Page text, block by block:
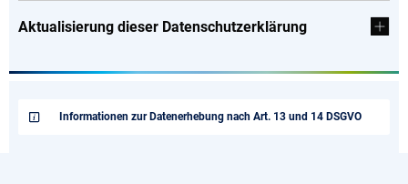
Aktualisierung dieser Datenschutzerklärung
Informationen zur Datenerhebung nach Art. 13 und 14 DSGVO